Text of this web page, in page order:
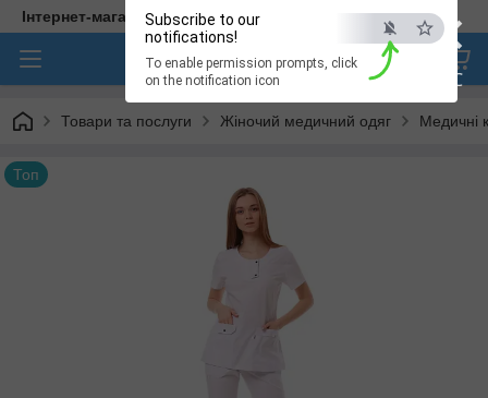
×
ESC
Subscribe to our
notifications!
To enable permission prompts, click
on the notification icon
Інтернет-магазин медичного одягу "Hellen"
Товари та послуги Жіночий медичний одяг Медичні
Топ